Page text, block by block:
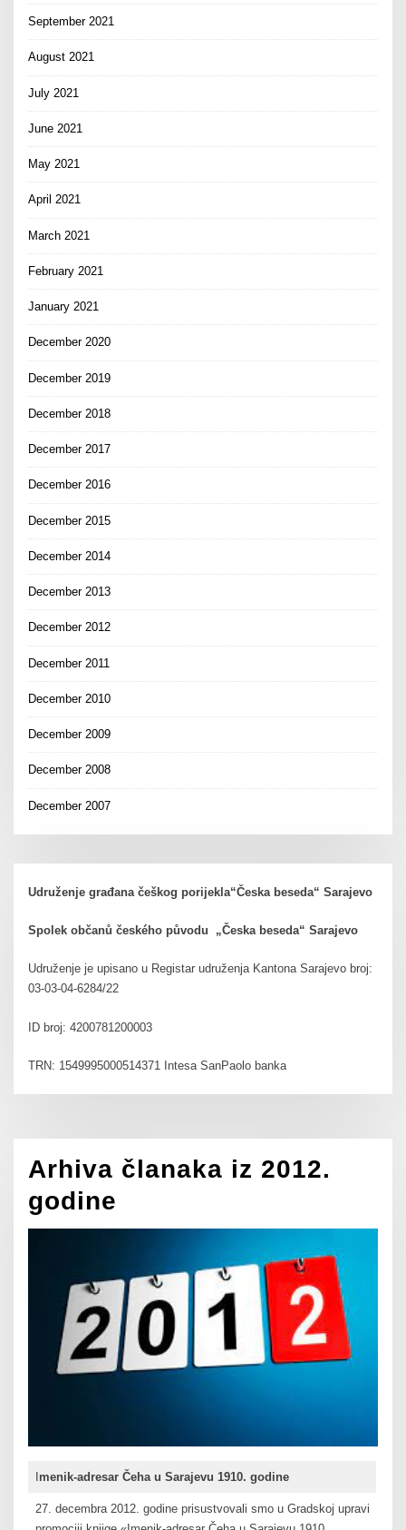
September 2021
August 2021
July 2021
June 2021
May 2021
April 2021
March 2021
February 2021
January 2021
December 2020
December 2019
December 2018
December 2017
December 2016
December 2015
December 2014
December 2013
December 2012
December 2011
December 2010
December 2009
December 2008
December 2007
Udruženje građana češkog porijekla“Česka beseda“ Sarajevo
Spolek občanů českého původu „Česka beseda“ Sarajevo
Udruženje je upisano u Registar udruženja Kantona Sarajevo broj:
03-03-04-6284/22
ID broj: 4200781200003
TRN: 1549995000514371 Intesa SanPaolo banka
Arhiva članaka iz 2012.
godine
menik-adresar Čeha u Sarajevu 1910. godine
27. decembra 2012. godine prisustvovali smo u Gradskoj upravi